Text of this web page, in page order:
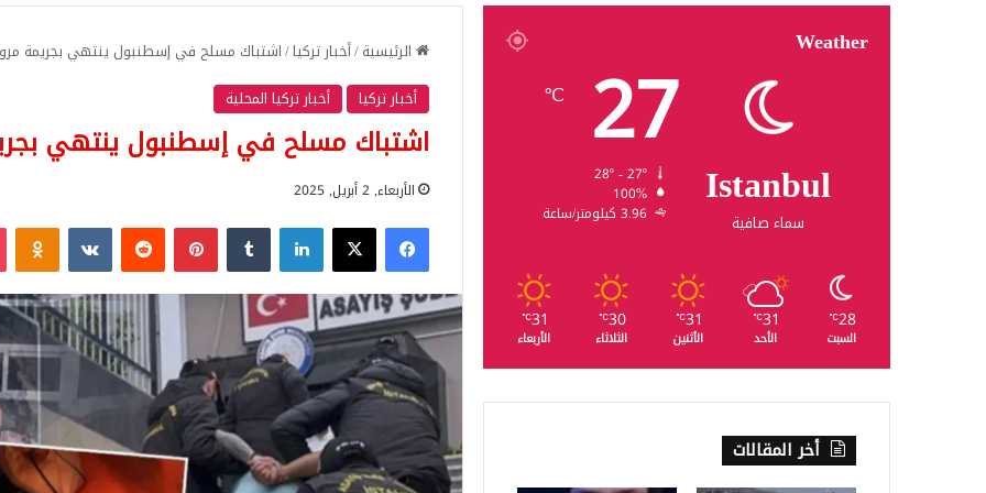
الرئيسية/أخبار تركيا/اشتباك مسلح في إسطنبول ينتهي بجريمة
أخبار تركيا
أخبار تركيا المحلية
اشتباك مسلح في إسطنبول ينتهي
الأربعاء, 2 أبريل, 2025
فيسبوك‫X لينكدإن بينتيريست
Weather
Istanbul
سماء صافية
27
℃
100%
3.96 كيلومتر/ساعة
28
℃
السبت
31
℃
الأحد
31
℃
الأثنين
30
℃
الثلاثاء
31
℃
الأربعاء
أخر المقالات